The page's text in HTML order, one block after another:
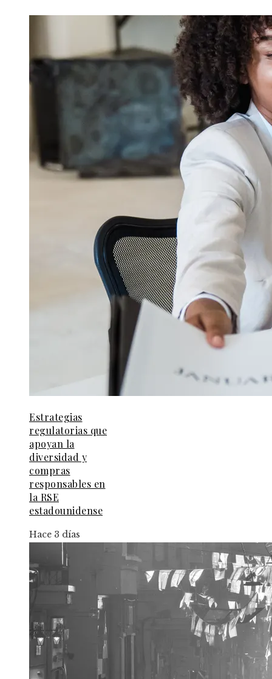
Estrategias
regulatorias que
apoyan la
diversidad y
compras
responsables en
la RSE
estadounidense
Hace 3 días